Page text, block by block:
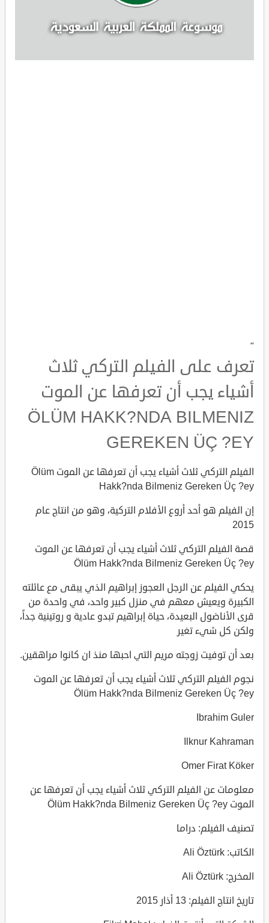
"
تعرف على الفيلم التركي ثلاث
أشياء يجب أن تعرفها عن الموت
ÖLÜM HAKK?NDA BILMENIZ
GEREKEN ÜÇ ?EY
الفيلم التركي ثلاث أشياء يجب أن تعرفها عن الموت Ölüm
Hakk?nda Bilmeniz Gereken Üç ?ey
إن الفيلم هو أحد أروع الأفلام التركية، وهو من انتاج عام
2015
قصة الفيلم التركي ثلاث أشياء يجب أن تعرفها عن الموت
Ölüm Hakk?nda Bilmeniz Gereken Üç ?ey
يحكي الفيلم عن الرجل العجوز إبراهيم الذي يبقى مع عائلته
الكبيرة ويعيش معهم في منزل كبير واحد، في واحدة من
قرى الأناضول البعيدة، حياة إبراهيم تبدو عادية و روتينية جداً،
ولكن كل شيء تغير
بعد أن توفيت زوجته مريم التي احبها منذ ان كانوا مراهقين.
نجوم الفيلم التركي ثلاث أشياء يجب أن تعرفها عن الموت
Ölüm Hakk?nda Bilmeniz Gereken Üç ?ey
Ibrahim Guler
Ilknur Kahraman
Omer Firat Köker
معلومات عن الفيلم التركي ثلاث أشياء يجب أن تعرفها عن
الموت Ölüm Hakk?nda Bilmeniz Gereken Üç ?ey
تصنيف الفيلم: دراما
الكاتب: Ali Öztürk
المخرج: Ali Öztürk
تاريخ انتاج الفيلم: 13 أذار 2015